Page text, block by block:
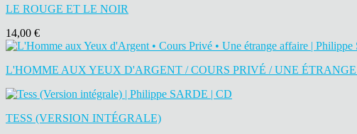
LE ROUGE ET LE NOIR
14,00 €
L'HOMME AUX YEUX D'ARGENT / COURS PRIVÉ / UNE
TESS (VERSION INTÉGRALE)